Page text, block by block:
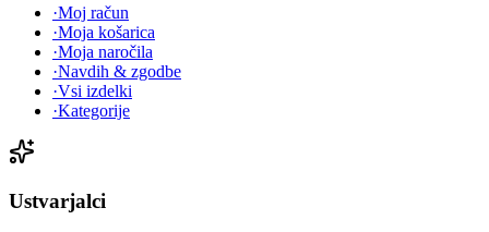
·Moj račun
·Moja košarica
·Moja naročila
·Navdih & zgodbe
·Vsi izdelki
·Kategorije
Ustvarjalci